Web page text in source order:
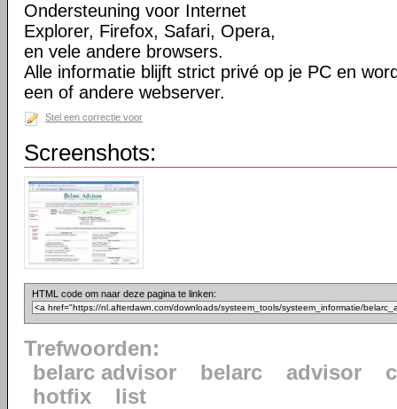
Ondersteuning voor Internet
Explorer, Firefox, Safari, Opera,
en vele andere browsers.
Alle informatie blijft strict privé op je PC en
een of andere webserver.
Stel een correctie voor
Screenshots:
HTML code om naar deze pagina te linken:
Trefwoorden:
belarc advisor
belarc advisor
hotfix
list